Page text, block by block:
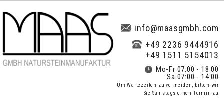
info@maasgmbh.com
+49 2236 9444916
+49 1511 5154013
Mo-Fr 07:00 - 18:00
Sa 07:00 - 14:00
Um Wartezeiten zu vermeiden, bitten wir
Sie Samstags einen Termin zu